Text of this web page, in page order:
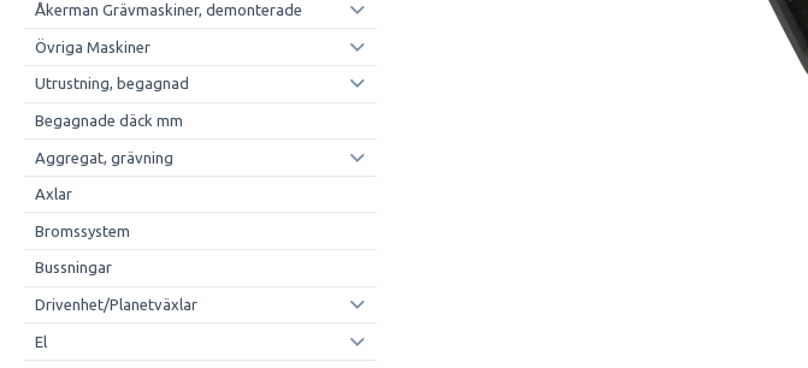
Åkerman Grävmaskiner, demonterade
Övriga Maskiner
Utrustning, begagnad
Begagnade däck mm
Aggregat, grävning
Axlar
Bromssystem
Bussningar
Drivenhet/Planetväxlar
El